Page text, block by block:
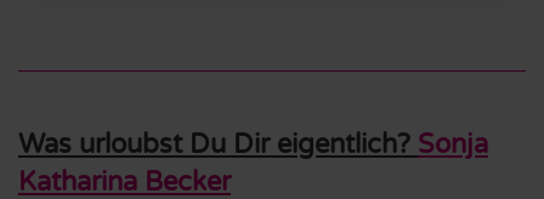
Was urloubst Du Dir eigentlich? Sonja
Katharina Becker